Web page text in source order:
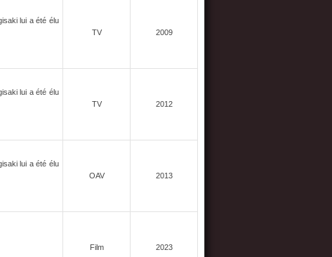
lui a été élu
TV 2009
lui a été élu
TV 2012
lui a été élu
OAV 2013
Film 2023